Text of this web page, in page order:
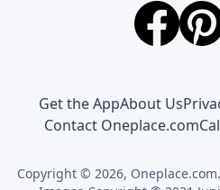
Get the AppAbout Us
Contact Oneplace.com
Copyright © 2026,